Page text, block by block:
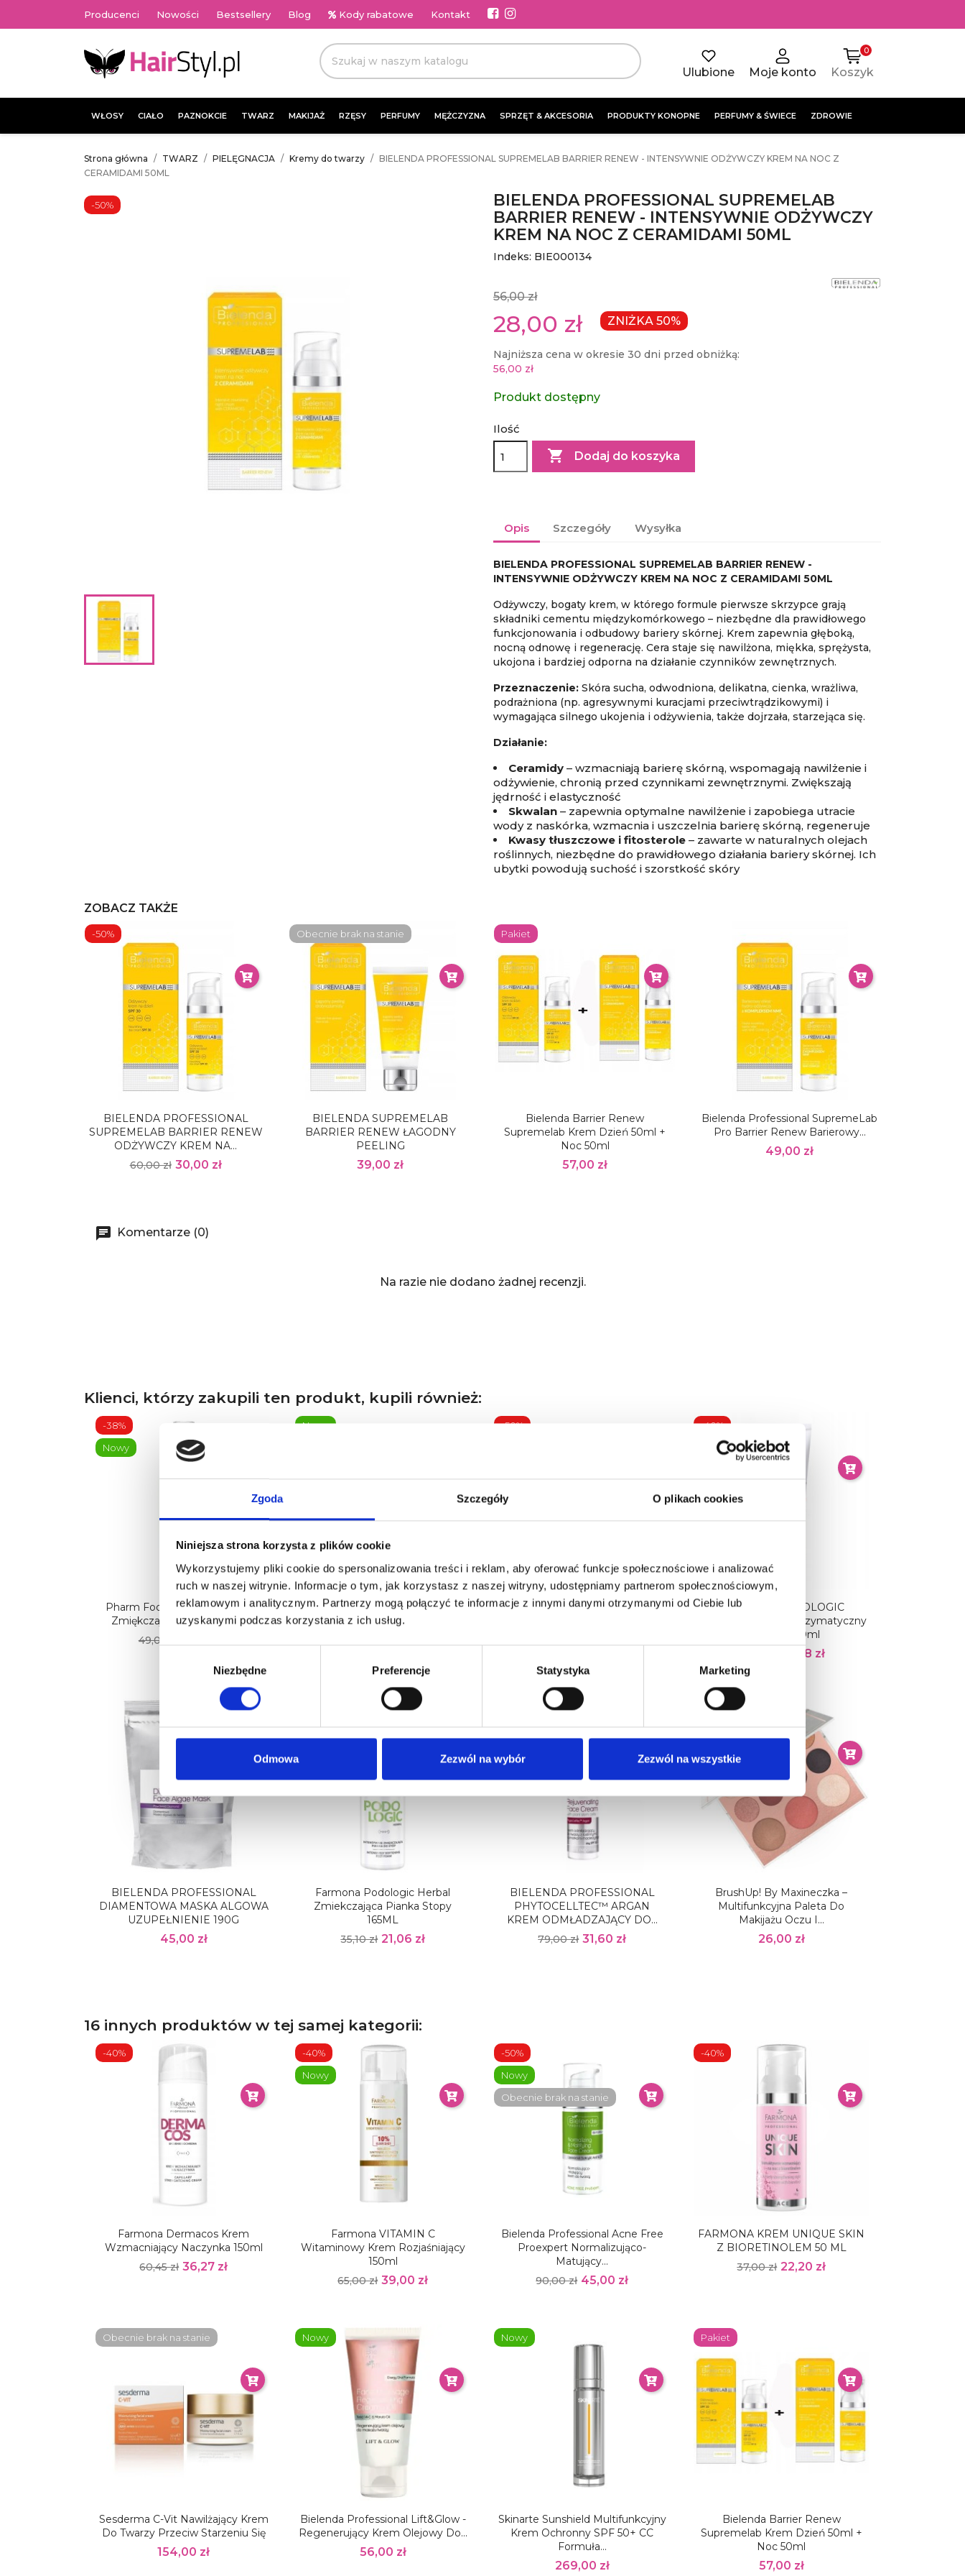
Zgoda Szczegóły O plikach cookies
Niniejsza strona korzysta z plików cookie
Wykorzystujemy pliki cookie do spersonalizowania treści i reklam, aby oferować funkcje społecznościowe i analizować
ruch w naszej witrynie. Informacje o tym, jak korzystasz z naszej witryny, udostępniamy partnerom społecznościowym,
reklamowym i analitycznym. Partnerzy mogą połączyć te informacje z innymi danymi otrzymanymi od Ciebie lub
uzyskanymi podczas korzystania z ich usług.
Niezbędne Preferencje Statystyka Marketing
Odmowa Zezwól na wybór Zezwól na wszystkie
Producenci Nowości Bestsellery Blog Kody rabatowe Kontakt
Koszyk
0
Moje konto
Ulubione
WŁOSY CIAŁO PAZNOKCIE TWARZ MAKIJAŻ RZĘSY PERFUMY MĘŻCZYZNA SPRZĘT & AKCESORIA PRODUKTY KONOPNE PERFUMY & ŚWIECE ZDROWIE
Strona główna TWARZ PIELĘGNACJA Kremy do twarzy
BIELENDA PROFESSIONAL SUPREMELAB BARRIER RENEW - INTENSYWNIE ODŻYWCZY KREM NA NOC Z
CERAMIDAMI 50ML
-50%
BIELENDA PROFESSIONAL SUPREMELAB
BARRIER RENEW - INTENSYWNIE ODŻYWCZY
KREM NA NOC Z CERAMIDAMI 50ML
Indeks: BIE000134
56,00 zł
28,00 zł ZNIŻKA 50%
Najniższa cena w okresie 30 dni przed obniżką:
56,00 zł
Produkt dostępny
Ilość
 Dodaj do koszyka
Opis Szczegóły Wysyłka
BIELENDA PROFESSIONAL SUPREMELAB BARRIER RENEW -
INTENSYWNIE ODŻYWCZY KREM NA NOC Z CERAMIDAMI 50ML
Odżywczy, bogaty krem, w którego formule pierwsze skrzypce grają
składniki cementu międzykomórkowego – niezbędne dla prawidłowego
funkcjonowania i odbudowy bariery skórnej. Krem zapewnia głęboką,
nocną odnowę i regenerację. Cera staje się nawilżona, miękka, sprężysta,
ukojona i bardziej odporna na działanie czynników zewnętrznych.
Przeznaczenie: Skóra sucha, odwodniona, delikatna, cienka, wrażliwa,
podrażniona (np. agresywnymi kuracjami przeciwtrądzikowymi) i
wymagająca silnego ukojenia i odżywienia, także dojrzała, starzejąca się.
Działanie:
Ceramidy – wzmacniają barierę skórną, wspomagają nawilżenie i
odżywienie, chronią przed czynnikami zewnętrznymi. Zwiększają
jędrność i elastyczność
Skwalan – zapewnia optymalne nawilżenie i zapobiega utracie
wody z naskórka, wzmacnia i uszczelnia barierę skórną, regeneruje
Kwasy tłuszczowe i fitosterole – zawarte w naturalnych olejach
roślinnych, niezbędne do prawidłowego działania bariery skórnej. Ich
ubytki powodują suchość i szorstkość skóry
ZOBACZ TAKŻE
BIELENDA PROFESSIONAL
SUPREMELAB BARRIER RENEW
ODŻYWCZY KREM NA...
60,00 zł 30,00 zł
-50%
BIELENDA SUPREMELAB
BARRIER RENEW ŁAGODNY
PEELING
39,00 zł
Obecnie brak na stanie
Bielenda Barrier Renew
Supremelab Krem Dzień 50ml +
Noc 50ml
57,00 zł
Pakiet
Bielenda Professional SupremeLab
Pro Barrier Renew Barierowy...
49,00 zł
Komentarze (0)
Na razie nie dodano żadnej recenzji.
Klienci, którzy zakupili ten produkt, kupili również:
Pharm Foot Osmo Tonic - Płyn
Zmiękczający Do Stóp 150ml
49,00 zł
-38%
Nowy
BIELENDA SUPREMELAB
BARRIER LIPOSOMOWA
Nowy
Bielenda Professional Diamond
-50%
FARMONA PODOLOGIC
MEDICAL Peeling Enzymatyczny
Do Stóp 200ml
21,78 zł
-40%
BIELENDA PROFESSIONAL
DIAMENTOWA MASKA ALGOWA
UZUPEŁNIENIE 190G
45,00 zł
Farmona Podologic Herbal
Zmiekczająca Pianka Stopy
165ML
35,10 zł 21,06 zł
BIELENDA PROFESSIONAL
PHYTOCELLTEC™ ARGAN
KREM ODMŁADZAJĄCY DO...
79,00 zł 31,60 zł
BrushUp! By Maxineczka –
Multifunkcyjna Paleta Do
Makijażu Oczu I...
26,00 zł
Nowy
16 innych produktów w tej samej kategorii:
Farmona Dermacos Krem
Wzmacniający Naczynka 150ml
60,45 zł 36,27 zł
-40%
Farmona VITAMIN C
Witaminowy Krem Rozjaśniający
150ml
65,00 zł 39,00 zł
-40%
Nowy
Bielenda Professional Acne Free
Proexpert Normalizująco-
Matujący...
90,00 zł 45,00 zł
-50%
Nowy
Obecnie brak na stanie
FARMONA KREM UNIQUE SKIN
Z BIORETINOLEM 50 ML
37,00 zł 22,20 zł
-40%
Sesderma C-Vit Nawilżający Krem
Do Twarzy Przeciw Starzeniu Się
154,00 zł
Obecnie brak na stanie
Bielenda Professional Lift&Glow -
Regenerujący Krem Olejowy Do...
56,00 zł
Nowy
Skinarte Sunshield Multifunkcyjny
Krem Ochronny SPF 50+ CC
Formuła...
269,00 zł
Nowy
Bielenda Barrier Renew
Supremelab Krem Dzień 50ml +
Noc 50ml
57,00 zł
Pakiet